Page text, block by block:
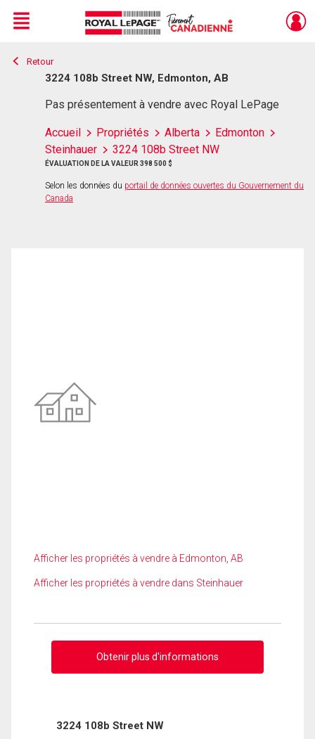
Live
En Direct
Menu
Retour
3224 108b Street NW, Edmonton, AB
Pas présentement à vendre avec Royal LePage
Accueil Propriétés Alberta
Edmonton
Steinhauer
3224 108b Street NW
ÉVALUATION DE LA VALEUR 398 500 $
Selon les données du portail de données ouvertes du Gouvernement du
Canada
Afficher les propriétés à vendre à Edmonton, AB
Afficher les propriétés à vendre dans Steinhauer
Obtenir plus d'informations
3224 108b Street NW